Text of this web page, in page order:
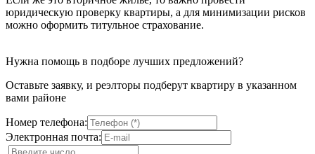
юридическую проверку квартиры, а для минимизации рисков
можно оформить титульное страхование.
Нужна помощь в подборе лучших предложений?
Оставьте заявку, и реэлторы подберут квартиру в указанном
вами районе
Номер телефона:
Электронная почта: